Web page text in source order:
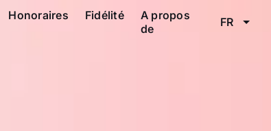
Honoraires Fidélité
A propos
de
FR